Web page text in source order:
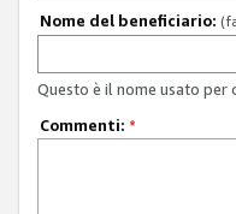
Nome del beneficiario:
Questo è il nome usato per
Commenti: *